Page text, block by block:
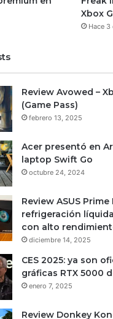
Xbox
Hace 3
Review Avowed –
(Game Pass)
febrero 13, 2025
Acer presentó en
laptop Swift Go
octubre 24, 2024
Review ASUS Prime
refrigeración
con alto
diciembre 14, 2025
CES 2025: ya son
gráficas RTX 5000
enero 7, 2025
Review Donkey